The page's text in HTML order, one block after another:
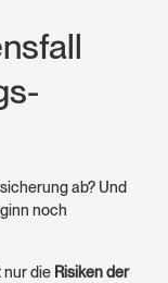
ab? Und
noch
nur die Risiken der